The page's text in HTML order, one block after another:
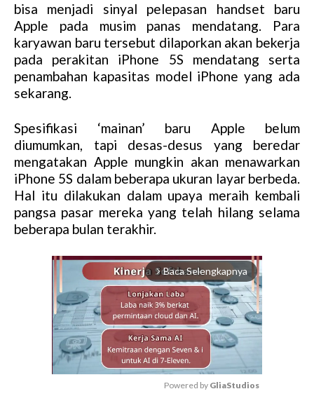
bisa menjadi sinyal pelepasan handset baru
Apple pada musim panas mendatang. Para
karyawan baru tersebut dilaporkan akan bekerja
pada perakitan iPhone 5S mendatang serta
penambahan kapasitas model iPhone yang ada
sekarang.
Spesifikasi ‘mainan’ baru Apple belum
diumumkan, tapi desas-desus yang beredar
mengatakan Apple mungkin akan menawarkan
iPhone 5S dalam beberapa ukuran layar berbeda.
Hal itu dilakukan dalam upaya meraih kembali
pangsa pasar mereka yang telah hilang selama
beberapa bulan terakhir.
arrow_forward_ios Baca Selengkapnya
Powered by GliaStudios